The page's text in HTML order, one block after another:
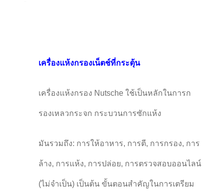
เครื่องแห้งกรองเน็ตช์ที่กระตุ้น
เครื่องแห้งกรอง Nutsche ใช้เป็นหลักในการก
รองเหลวกระจก กระบวนการซักแห้ง
มันรวมถึง: การให้อาหาร, การตี, การกรอง, การ
ล้าง, การแห้ง, การปล่อย, การตรวจสอบออนไลน์
(ไม่จําเป็น) เป็นต้น ขั้นตอนสําคัญในการเตรียม